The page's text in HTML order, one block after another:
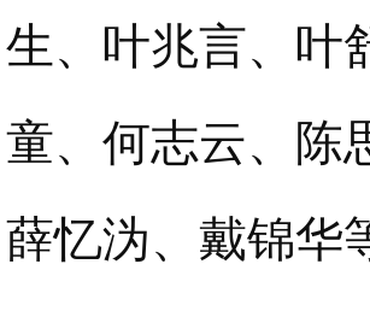
生、叶兆言、叶
童、何志云、陈
薛忆沩、戴锦华